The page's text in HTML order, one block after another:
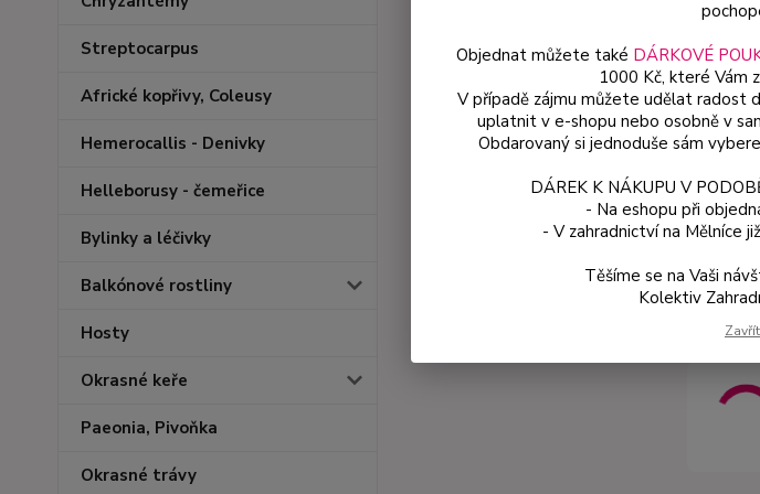
Streptocarpus
Africké kopřivy, Coleusy
Hemerocallis - Denivky
Helleborusy - čemeřice
Bylinky a léčivky
Balkónové rostliny
Hosty
Okrasné keře
Paeonia, Pivoňka
Okrasné trávy
Zboží zařazeno v kategoriích
Neotex - chemické
přípravky, hnojiva, travní
Objednat můžete také DÁRKOVÉ
1000 Kč, které Vám
V případě zájmu můžete udělat radost
uplatnit v e-shopu nebo osobně v
Obdarovaný si jednoduše sám
DÁREK K NÁKUPU V
- Na eshopu při
- V zahradnictví na Mělníce
Těšíme se na Vaši
Kolektiv
Zavřít